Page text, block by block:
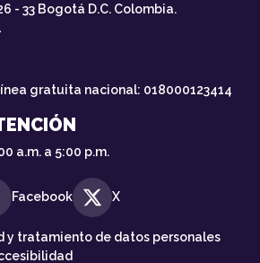
- 33 Bogotá D.C. Colombia.
gratuita nacional: 018000123414
a.m. a 5:00 p.m.
Facebook X
y tratamiento de datos personales